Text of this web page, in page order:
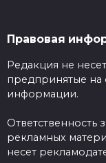
Правовая
Редакция не
предпринятые на
информации.
Ответственность
рекламных
несет